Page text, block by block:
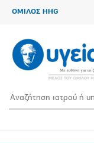
ΟΜΙΛΟΣ HHG